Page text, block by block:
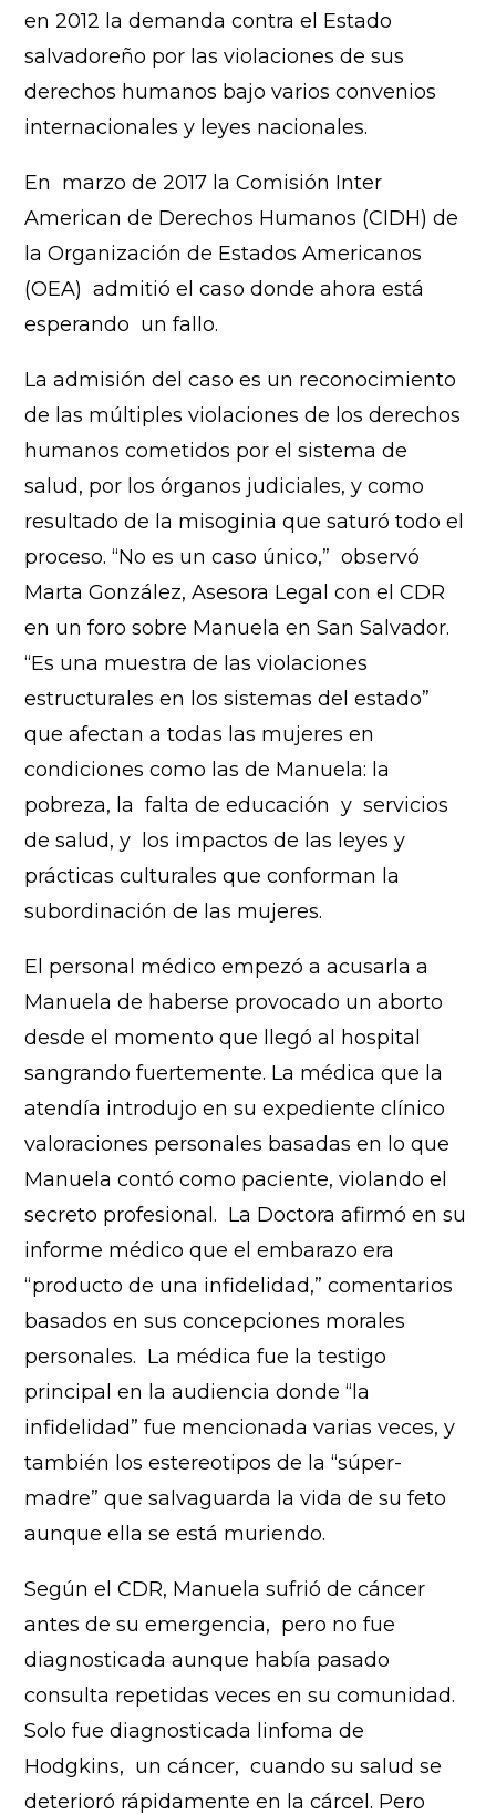
en 2012 la demanda contra el Estado
salvadoreño por las violaciones de sus
derechos humanos bajo varios convenios
internacionales y leyes nacionales.
En marzo de 2017 la Comisión Inter
American de Derechos Humanos (CIDH) de
la Organización de Estados Americanos
(OEA) admitió el caso donde ahora está
esperando un fallo.
La admisión del caso es un reconocimiento
de las múltiples violaciones de los derechos
humanos cometidos por el sistema de
salud, por los órganos judiciales, y como
resultado de la misoginia que saturó todo el
proceso. “No es un caso único,” observó
Marta González, Asesora Legal con el CDR
en un foro sobre Manuela en San Salvador.
“Es una muestra de las violaciones
estructurales en los sistemas del estado”
que afectan a todas las mujeres en
condiciones como las de Manuela: la
pobreza, la falta de educación y servicios
de salud, y los impactos de las leyes y
prácticas culturales que conforman la
subordinación de las mujeres.
El personal médico empezó a acusarla a
Manuela de haberse provocado un aborto
desde el momento que llegó al hospital
sangrando fuertemente. La médica que la
atendía introdujo en su expediente clínico
valoraciones personales basadas en lo que
Manuela contó como paciente, violando el
secreto profesional. La Doctora afirmó en su
informe médico que el embarazo era
“producto de una infidelidad,” comentarios
basados en sus concepciones morales
personales. La médica fue la testigo
principal en la audiencia donde “la
infidelidad” fue mencionada varias veces, y
también los estereotipos de la “súper-
madre” que salvaguarda la vida de su feto
aunque ella se está muriendo.
Según el CDR, Manuela sufrió de cáncer
antes de su emergencia, pero no fue
diagnosticada aunque había pasado
consulta repetidas veces en su comunidad.
Solo fue diagnosticada linfoma de
Hodgkins, un cáncer, cuando su salud se
deterioró rápidamente en la cárcel. Pero